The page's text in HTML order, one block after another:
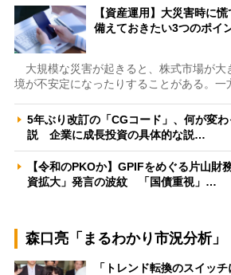
【資産運用】大災害時に
備えておきたい3つのポイ
大規模な災害が起きると、株式市場が大
境が不安定になったりすることがある。一
5年ぶり改訂の「CGコード」、何が変
説 企業に成長投資の具体的な説…
【令和のPKOか】GPIFをめぐる片山財
資拡大」発言の波紋 「国債重視」…
森口亮「まるわかり市況分析」
「トレンド転換のスイッ